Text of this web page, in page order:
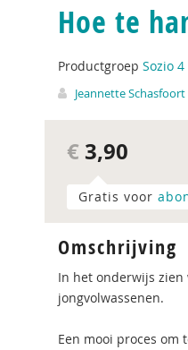
Hoe te
Productgroep Sozio 4
Jeannette Schasfoort
€ 3,90
Gratis voor
Omschrijving
In het onderwijs
jongvolwassenen.
Een mooi proces om